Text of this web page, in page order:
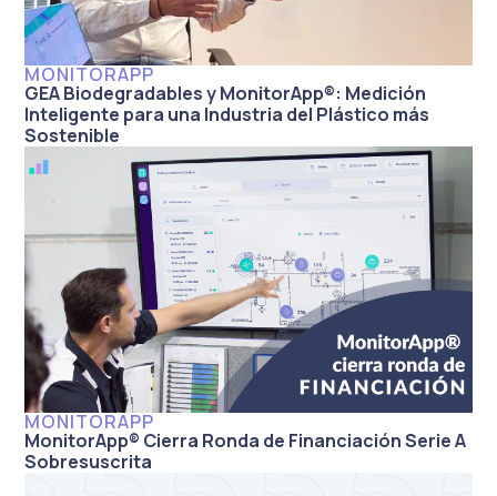
MONITORAPP
GEA Biodegradables y MonitorApp®: Medición
Inteligente para una Industria del Plástico más
Sostenible
MONITORAPP
MonitorApp® Cierra Ronda de Financiación Serie A
Sobresuscrita